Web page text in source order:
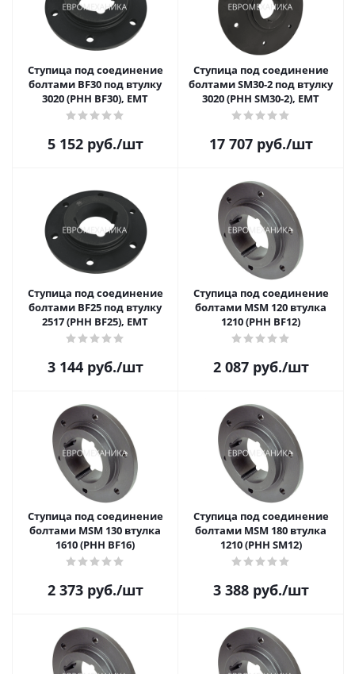
Ступица под соединение
болтами BF30 под втулку
3020 (PHH BF30), EMT
5 152руб./шт
Ступица под соединение
болтами SM30-2 под втулку
3020 (PHH SM30-2), EMT
17 707руб./шт
Ступица под соединение
болтами BF25 под втулку
2517 (PHH BF25), EMT
3 144руб./шт
Ступица под соединение
болтами MSM 120 втулка
1210 (PHH BF12)
2 087руб./шт
Ступица под соединение
болтами MSM 130 втулка
1610 (PHH BF16)
2 373руб./шт
Ступица под соединение
болтами MSM 180 втулка
1210 (PHH SM12)
3 388руб./шт